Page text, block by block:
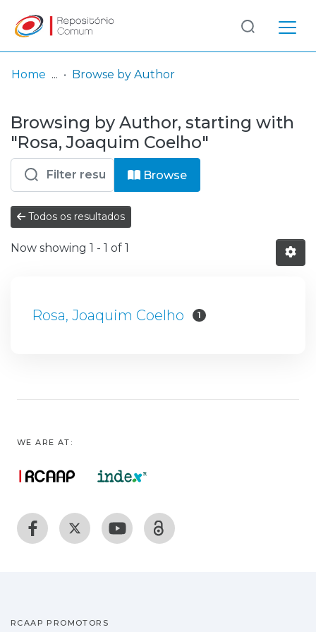
& Collections
Browse repository
Entities
Log
In
(current)
Home Browse by Author
Browsing by Author, starting with
"Rosa, Joaquim Coelho"
Browse
Todos os resultados
Now showing 1 - 1 of 1
Rosa, Joaquim Coelho 1
WE ARE AT:
RCAAP PROMOTORS